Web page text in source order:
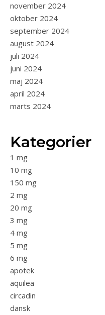
november 2024
oktober 2024
september 2024
august 2024
juli 2024
juni 2024
maj 2024
april 2024
marts 2024
Kategorier
1 mg
10 mg
150 mg
2 mg
20 mg
3 mg
4 mg
5 mg
6 mg
apotek
aquilea
circadin
dansk